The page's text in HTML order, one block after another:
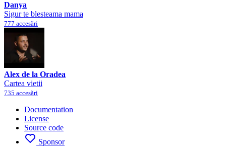
Danya
Sigur te blesteama mama
777 accesări
Alex de la Oradea
Cartea vietii
735 accesări
Documentation
License
Source code
Sponsor